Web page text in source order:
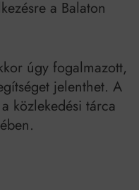
a Balaton
úgy fogalmazott,
jelenthet. A
közlekedési tárca